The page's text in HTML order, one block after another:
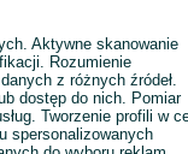
Aktywne skanowanie
Rozumienie
z różnych źródeł.
dostęp do nich. Pomiar
Tworzenie profili w
spersonalizowanych